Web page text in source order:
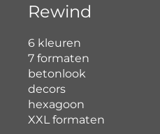
Rewind
6 kleuren
7 formaten
betonlook
decors
hexagoon
XXL formaten